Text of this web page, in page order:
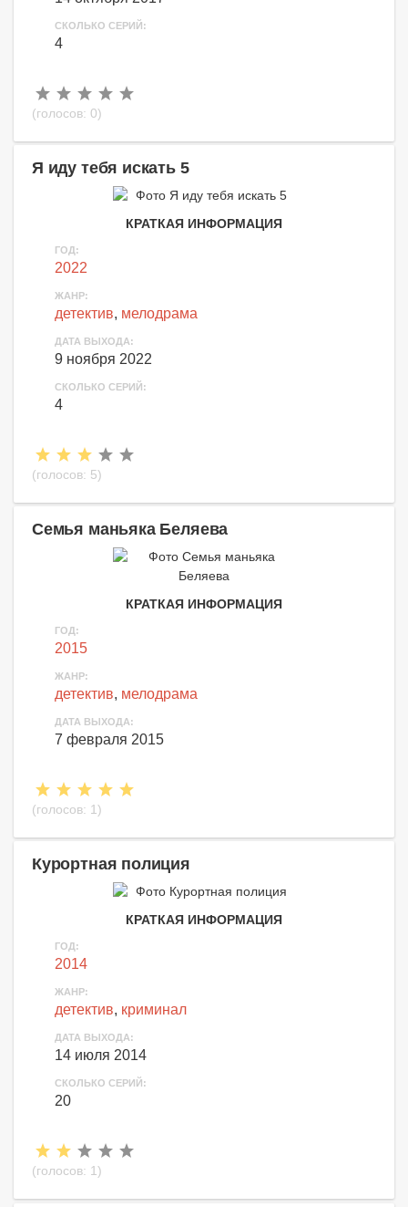
СКОЛЬКО СЕРИЙ:
4
(голосов: 0)
Я иду тебя искать 5
КРАТКАЯ ИНФОРМАЦИЯ
ГОД:
2022
ЖАНР:
детектив, мелодрама
ДАТА ВЫХОДА:
9 ноября 2022
СКОЛЬКО СЕРИЙ:
4
(голосов: 5)
Семья маньяка Беляева
КРАТКАЯ ИНФОРМАЦИЯ
ГОД:
2015
ЖАНР:
детектив, мелодрама
ДАТА ВЫХОДА:
7 февраля 2015
(голосов: 1)
Курортная полиция
КРАТКАЯ ИНФОРМАЦИЯ
ГОД:
2014
ЖАНР:
детектив, криминал
ДАТА ВЫХОДА:
14 июля 2014
СКОЛЬКО СЕРИЙ:
20
(голосов: 1)